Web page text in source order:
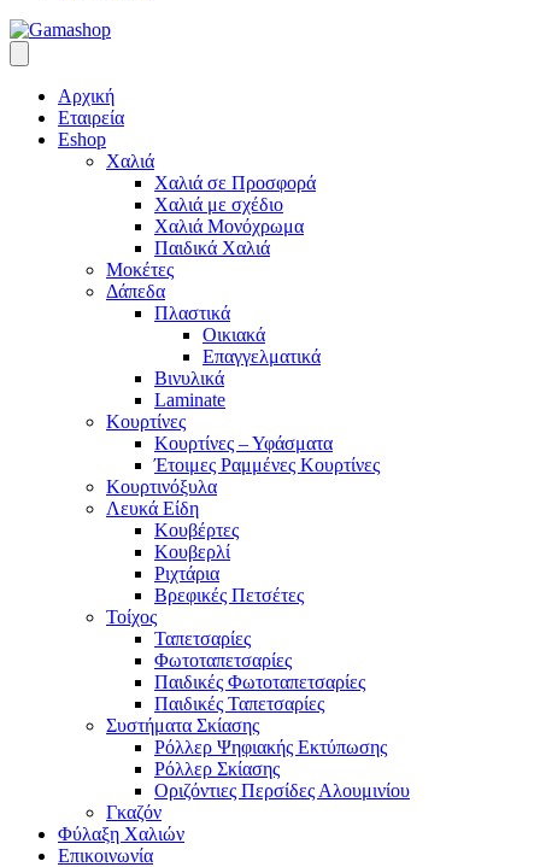
Αρχική
Εταιρεία
Eshop
Χαλιά
Χαλιά σε Προσφορά
Χαλιά με σχέδιο
Χαλιά Μονόχρωμα
Παιδικά Χαλιά
Μοκέτες
Δάπεδα
Πλαστικά
Οικιακά
Επαγγελματικά
Βινυλικά
Laminate
Κουρτίνες
Κουρτίνες – Υφάσματα
Έτοιμες Ραμμένες Κουρτίνες
Κουρτινόξυλα
Λευκά Είδη
Κουβέρτες
Κουβερλί
Ριχτάρια
Βρεφικές Πετσέτες
Τοίχος
Ταπετσαρίες
Φωτοταπετσαρίες
Παιδικές Φωτοταπετσαρίες
Παιδικές Ταπετσαρίες
Συστήματα Σκίασης
Ρόλλερ Ψηφιακής Εκτύπωσης
Ρόλλερ Σκίασης
Οριζόντιες Περσίδες Αλουμινίου
Γκαζόν
Φύλαξη Χαλιών
Επικοινωνία